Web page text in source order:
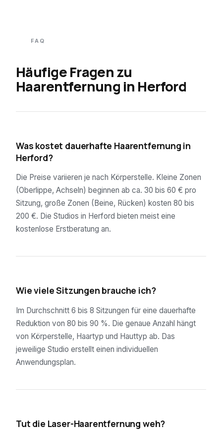
FAQ
Häufige Fragen zu
Haarentfernung in Herford
Was kostet dauerhafte Haarentfernung in
Herford?
Die Preise variieren je nach Körperstelle. Kleine Zonen
(Oberlippe, Achseln) beginnen ab ca. 30 bis 60 € pro
Sitzung, große Zonen (Beine, Rücken) kosten 80 bis
200 €. Die Studios in Herford bieten meist eine
kostenlose Erstberatung an.
Wie viele Sitzungen brauche ich?
Im Durchschnitt 6 bis 8 Sitzungen für eine dauerhafte
Reduktion von 80 bis 90 %. Die genaue Anzahl hängt
von Körperstelle, Haartyp und Hauttyp ab. Das
jeweilige Studio erstellt einen individuellen
Anwendungsplan.
Tut die Laser-Haarentfernung weh?